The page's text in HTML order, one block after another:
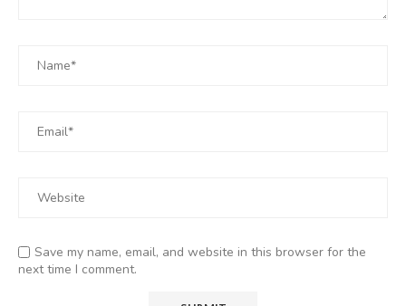
Save my name, email, and website in this browser for the
next time I comment.